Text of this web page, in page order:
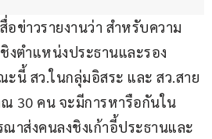
อข่าวรายงานว่า สำหรับความ
งตำแหน่งประธานและรอง
นี้ สว.ในกลุ่มอิสระ และ สว.สาย
30 คน จะมีการหารือกันใน
าส่งคนลงชิงเก้าอี้ประธานและ